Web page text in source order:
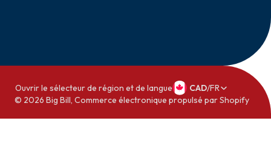
Ouvrir le sélecteur de région et de langue CAD/FR
© 2026 Big Bill, Commerce électronique propulsé par Shopify